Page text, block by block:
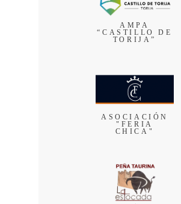
AMPA
“CASTILLO DE
TORIJA”
ASOCIACIÓN
"FERIA
CHICA"